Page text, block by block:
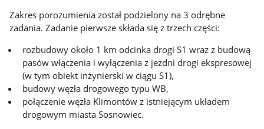
Zakres porozumienia został podzielony na 3 odrębne
zadania. Zadanie pierwsze składa się z trzech części:
rozbudowy około 1 km odcinka drogi S1 wraz z budową
pasów włączenia i wyłączenia z jezdni drogi ekspresowej
(w tym obiekt inżynierski w ciągu S1),
budowy węzła drogowego typu WB,
połączenie węzła Klimontów z istniejącym układem
drogowym miasta Sosnowiec.